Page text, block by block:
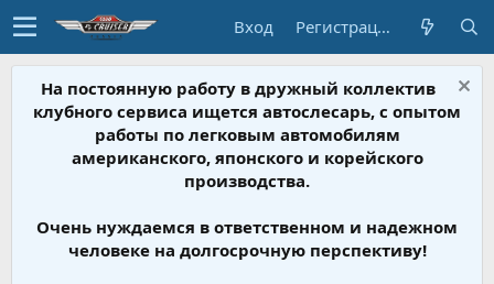
Вход Регистрация
На постоянную работу в дружный коллектив
клубного сервиса ищется автослесарь, с опытом
работы по легковым автомобилям
американского, японского и корейского
производства.
Очень нуждаемся в ответственном и надежном
человеке на долгосрочную перспективу!